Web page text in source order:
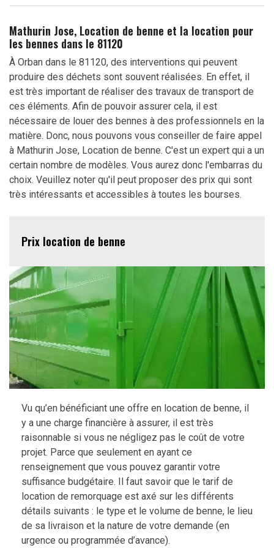
Mathurin Jose, Location de benne et la location pour
les bennes dans le 81120
À Orban dans le 81120, des interventions qui peuvent
produire des déchets sont souvent réalisées. En effet, il
est très important de réaliser des travaux de transport de
ces éléments. Afin de pouvoir assurer cela, il est
nécessaire de louer des bennes à des professionnels en la
matière. Donc, nous pouvons vous conseiller de faire appel
à Mathurin Jose, Location de benne. C'est un expert qui a un
certain nombre de modèles. Vous aurez donc l'embarras du
choix. Veuillez noter qu'il peut proposer des prix qui sont
très intéressants et accessibles à toutes les bourses.
Prix location de benne
Vu qu’en bénéficiant une offre en location de benne, il
y a une charge financière à assurer, il est très
raisonnable si vous ne négligez pas le coût de votre
projet. Parce que seulement en ayant ce
renseignement que vous pouvez garantir votre
suffisance budgétaire. Il faut savoir que le tarif de
location de remorquage est axé sur les différents
détails suivants : le type et le volume de benne, le lieu
de sa livraison et la nature de votre demande (en
urgence ou programmée d’avance).